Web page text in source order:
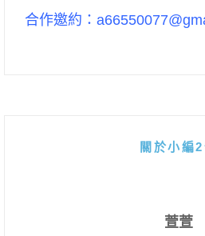
合作邀約：
關於小編
萱萱